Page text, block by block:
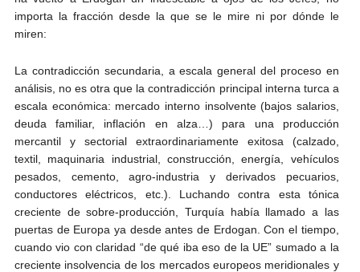
importa la fracción desde la que se le mire ni por dónde le
miren:
La contradicción secundaria, a escala general del proceso en
análisis, no es otra que la contradicción principal interna turca a
escala económica: mercado interno insolvente (bajos salarios,
deuda familiar, inflación en alza…) para una producción
mercantil y sectorial extraordinariamente exitosa (calzado,
textil, maquinaria industrial, construcción, energía, vehículos
pesados, cemento, agro-industria y derivados pecuarios,
conductores eléctricos, etc.). Luchando contra esta tónica
creciente de sobre-producción, Turquía había llamado a las
puertas de Europa ya desde antes de Erdogan. Con el tiempo,
cuando vio con claridad “de qué iba eso de la UE” sumado a la
creciente insolvencia de los mercados europeos meridionales y